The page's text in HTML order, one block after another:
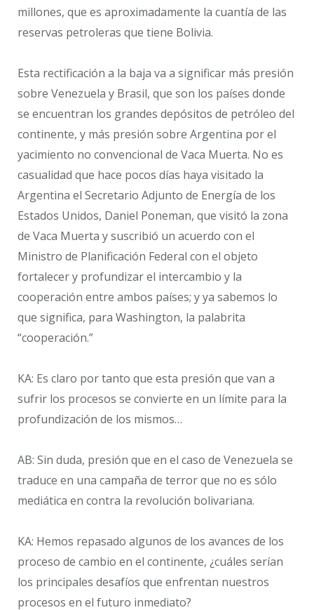
millones, que es aproximadamente la cuantía de las
reservas petroleras que tiene Bolivia.
Esta rectificación a la baja va a significar más presión
sobre Venezuela y Brasil, que son los países donde
se encuentran los grandes depósitos de petróleo del
continente, y más presión sobre Argentina por el
yacimiento no convencional de Vaca Muerta. No es
casualidad que hace pocos días haya visitado la
Argentina el Secretario Adjunto de Energía de los
Estados Unidos, Daniel Poneman, que visitó la zona
de Vaca Muerta y suscribió un acuerdo con el
Ministro de Planificación Federal con el objeto
fortalecer y profundizar el intercambio y la
cooperación entre ambos países; y ya sabemos lo
que significa, para Washington, la palabrita
“cooperación.”
KA: Es claro por tanto que esta presión que van a
sufrir los procesos se convierte en un límite para la
profundización de los mismos…
AB: Sin duda, presión que en el caso de Venezuela se
traduce en una campaña de terror que no es sólo
mediática en contra la revolución bolivariana.
KA: Hemos repasado algunos de los avances de los
proceso de cambio en el continente, ¿cuáles serían
los principales desafíos que enfrentan nuestros
procesos en el futuro inmediato?